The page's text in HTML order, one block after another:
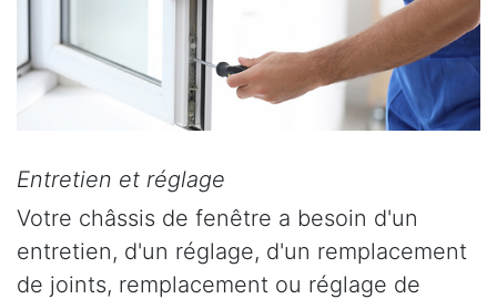
Entretien et réglage
Votre châssis de fenêtre a besoin d'un
entretien, d'un réglage, d'un remplacement
de joints, remplacement ou réglage de